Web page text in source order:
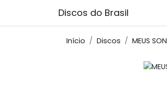
Discos do Brasil
Início Discos MEUS